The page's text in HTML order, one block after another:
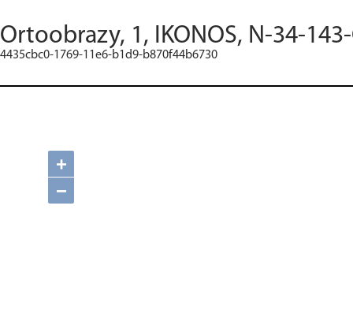
Ortoobrazy, 1, IKONOS, N-34-
4435cbc0-1769-11e6-b1d9-b870f44b6730
+
−